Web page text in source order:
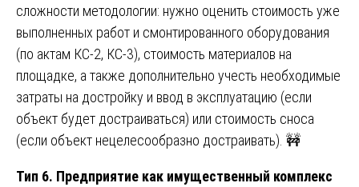
сложности методологии: нужно оценить стоимость уже
выполненных работ и смонтированного оборудования
(по актам КС-2, КС-3), стоимость материалов на
площадке, а также дополнительно учесть необходимые
затраты на достройку и ввод в эксплуатацию (если
объект будет достраиваться) или стоимость сноса
(если объект нецелесообразно достраивать). 🚧
Тип 6. Предприятие как имущественный комплекс